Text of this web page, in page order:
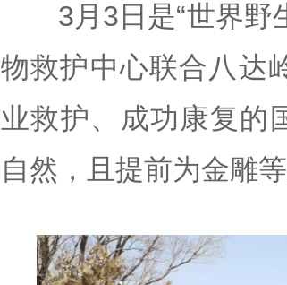
3月3日是“世界野
物救护中心联合八达
业救护、成功康复的
自然，且提前为金雕